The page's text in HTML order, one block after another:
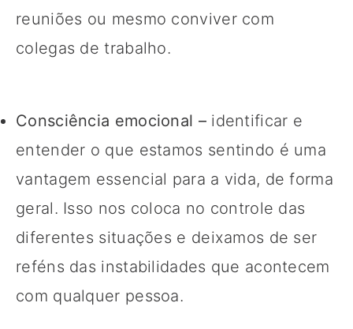
reuniões ou mesmo conviver com
colegas de trabalho.
Consciência emocional – identificar e
entender o que estamos sentindo é uma
vantagem essencial para a vida, de forma
geral. Isso nos coloca no controle das
diferentes situações e deixamos de ser
reféns das instabilidades que acontecem
com qualquer pessoa.